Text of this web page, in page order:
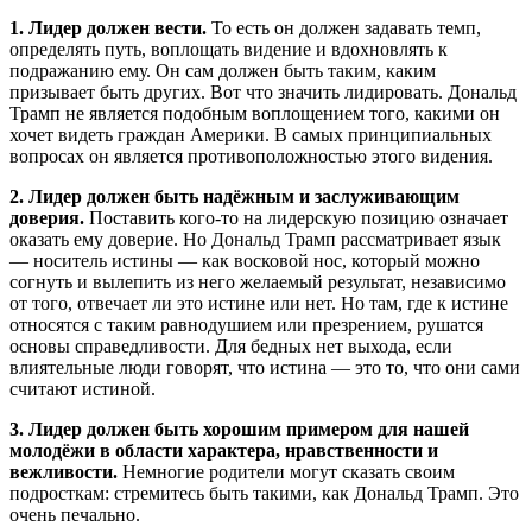
1. Лидер должен вести. То есть он должен задавать темп,
определять путь, воплощать видение и вдохновлять к
подражанию ему. Он сам должен быть таким, каким
призывает быть других. Вот что значить лидировать. Дональд
Трамп не является подобным воплощением того, какими он
хочет видеть граждан Америки. В самых принципиальных
вопросах он является противоположностью этого видения.
2. Лидер должен быть надёжным и заслуживающим
доверия. Поставить кого-то на лидерскую позицию означает
оказать ему доверие. Но Дональд Трамп рассматривает язык
— носитель истины — как восковой нос, который можно
согнуть и вылепить из него желаемый результат, независимо
от того, отвечает ли это истине или нет. Но там, где к истине
относятся с таким равнодушием или презрением, рушатся
основы справедливости. Для бедных нет выхода, если
влиятельные люди говорят, что истина — это то, что они сами
считают истиной.
3. Лидер должен быть хорошим примером для нашей
молодёжи в области характера, нравственности и
вежливости. Немногие родители могут сказать своим
подросткам: стремитесь быть такими, как Дональд Трамп. Это
очень печально.